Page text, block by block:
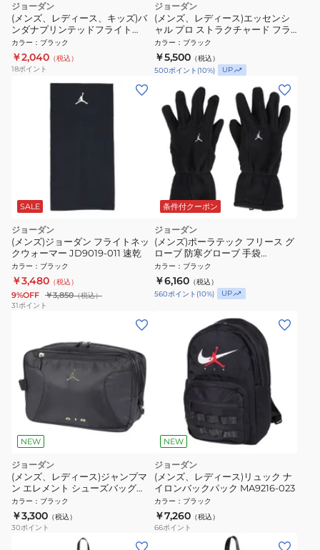
ジョーダン
(メンズ、レディース、キッズ)バ
ンダナプリンテッドフライト
JD9101-027F
カラー ： ブラック
￥2,040 （税込）
18ポイント
ジョーダン
(メンズ、レディース)エッセンシ
ャル プロ ストラクチャード フラ
ット ビル キャップ IF3508-016
カラー ： ブラック
￥5,500 （税込）
500ポイント (10%) UP
SALE
ジョーダン
(メンズ)ジョーダン フライトネッ
クウォーマー JD9019-011 速乾
カラー ： ブラック
￥3,480 （税込）
9%OFF ￥3,850（税込）
31ポイント
条件付クーポン
ジョーダン
(メンズ)ポーラテック フリース グ
ローブ 防寒グローブ 手袋
JD7012-010
カラー ： ブラック
￥6,160 （税込）
560ポイント (10%) UP
NEW
ジョーダン
(メンズ、レディース)ジャンプマ
ン エレメント シューズバッグ
MA9286-K5X
カラー ： ブラック
￥3,300 （税込）
30ポイント
NEW
ジョーダン
(メンズ、レディース)リュック ナ
イロンバックパック MA9216-023
カラー ： ブラック
￥7,260 （税込）
66ポイント